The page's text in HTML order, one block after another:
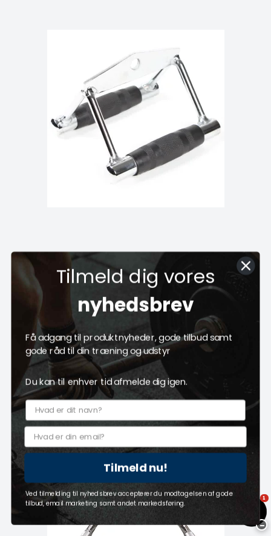
Rohåndtag med gummi
Peak Fitness
409085
På lager - Levering 1-2 hverdage
299,00 DKK
(ekskl. moms)
Vis produkt
1
−
Tilmeld dig vores
nyhedsbrev
Få adgang til produktnyheder, gode tilbud samt
gode råd til din træning og udstyr
Du kan til enhver tid afmelde dig igen.
Tilmeld nu!
Ved tilmelding til nyhedsbrev accepterer du modtagelsen af gode
tilbud, email marketing samt andet markedsføring.